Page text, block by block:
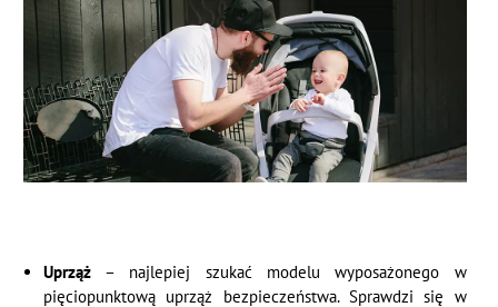
Uprząż– najlepiej szukać modelu wyposażonego w
pięciopunktową uprząż bezpieczeństwa. Sprawdzi się w